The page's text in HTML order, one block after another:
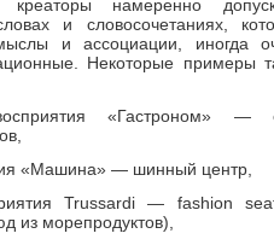
креаторы намеренно
и словосочетаниях,
и ассоциации, иногда
Некоторые примеры
«Гастроном» —
«Машина» — шинный центр,
Trussardi — fashion
из морепродуктов),